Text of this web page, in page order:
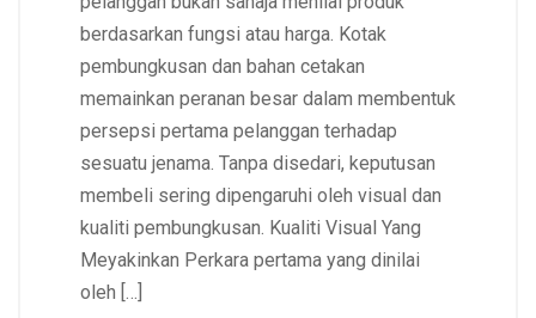
berdasarkan fungsi atau harga. Kotak
pembungkusan dan bahan cetakan
memainkan peranan besar dalam membentuk
persepsi pertama pelanggan terhadap
sesuatu jenama. Tanpa disedari, keputusan
membeli sering dipengaruhi oleh visual dan
kualiti pembungkusan. Kualiti Visual Yang
Meyakinkan Perkara pertama yang dinilai
oleh […]